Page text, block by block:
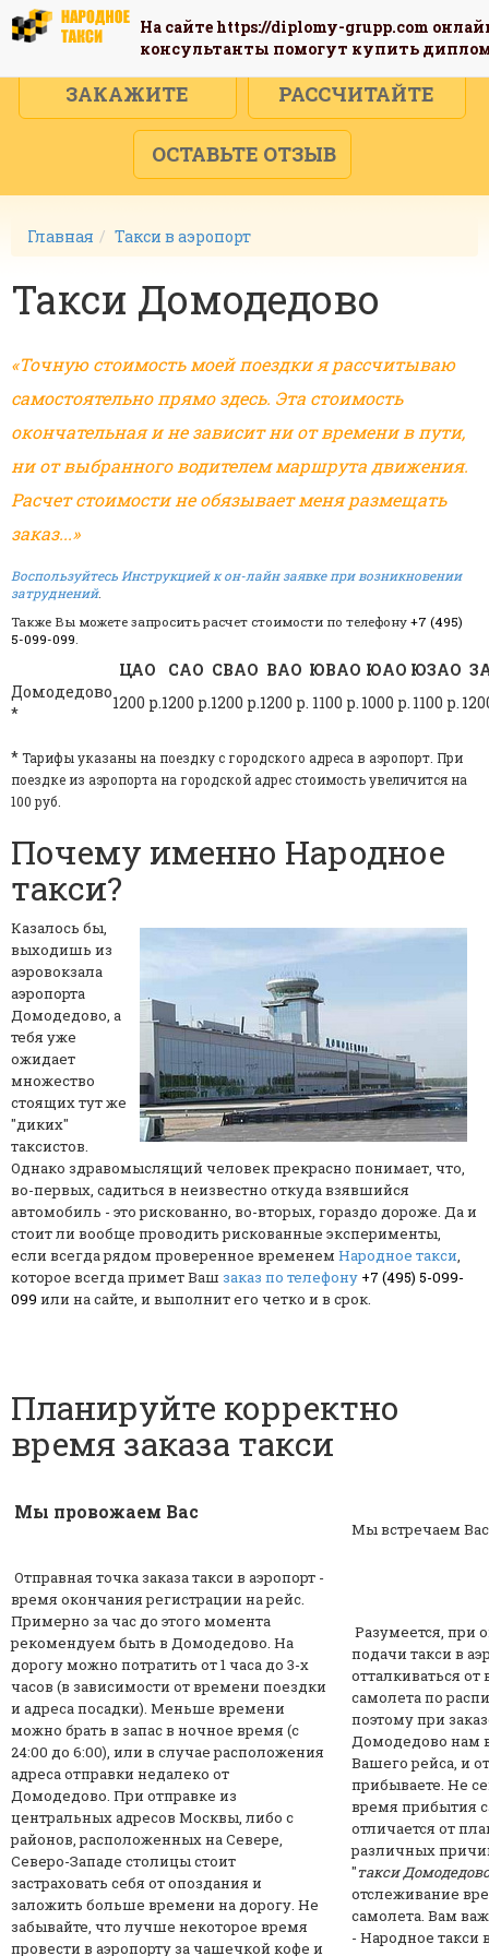
На сайтеhttps://diplomy-grupp.com
консультанты помогут купить
ЗАКАЖИТЕ РАССЧИТАЙТЕ
ОСТАВЬТЕ ОТЗЫВ
Главная Такси в аэропорт
Такси Домодедово
«Точную стоимость моей поездки я рассчитываю
самостоятельно прямо здесь. Эта стоимость
окончательная и не зависит ни от времени в пути,
ни от выбранного водителем маршрута движения.
Расчет стоимости не обязывает меня размещать
заказ...»
Воспользуйтесь Инструкцией к он-лайн заявке при возникновении
затруднений.
Также Вы можете запросить расчет стоимости по телефону +7 (495)
5-099-099.
ЦАО САО СВАО ВАО ЮВАО ЮАО ЮЗАО
Домодедово
*
1200 р.1200 р.1200 р.1200 р. 1100 р. 1000 р. 1100 р.
* Тарифы указаны на поездку с городского адреса в аэропорт. При
поездке из аэропорта на городской адрес стоимость увеличится на
100 руб.
Почему именно Народное
такси?
Казалось бы,
выходишь из
аэровокзала
аэропорта
Домодедово, а
тебя уже
ожидает
множество
стоящих тут же
"диких"
таксистов.
Однако здравомыслящий человек прекрасно понимает, что,
во-первых, садиться в неизвестно откуда взявшийся
автомобиль - это рискованно, во-вторых, гораздо дороже. Да и
стоит ли вообще проводить рискованные эксперименты,
если всегда рядом проверенное временем Народное такси,
которое всегда примет Ваш заказ по телефону +7 (495) 5-099-
099 или на сайте, и выполнит его четко и в срок.
Планируйте корректно
время заказа такси
Мы провожаем Вас
Мы встречаем Вас
Отправная точка заказа такси в аэропорт -
время окончания регистрации на рейс.
Примерно за час до этого момента
рекомендуем быть в Домодедово. На
дорогу можно потратить от 1 часа до 3-х
часов (в зависимости от времени поездки
и адреса посадки). Меньше времени
можно брать в запас в ночное время (с
24:00 до 6:00), или в случае расположения
адреса отправки недалеко от
Домодедово. При отправке из
центральных адресов Москвы, либо с
районов, расположенных на Севере,
Северо-Западе столицы стоит
застраховать себя от опоздания и
заложить больше времени на дорогу. Не
забывайте, что лучше некоторое время
провести в аэропорту за чашечкой кофе и
Разумеется, при
подачи такси в
отталкиваться
самолета по
поэтому при
Домодедово нам
Вашего рейса, и
прибываете. Не
время прибытия
отличается от
различных
"такси Домодедово
отслеживание
самолета. Вам
- Народное такси